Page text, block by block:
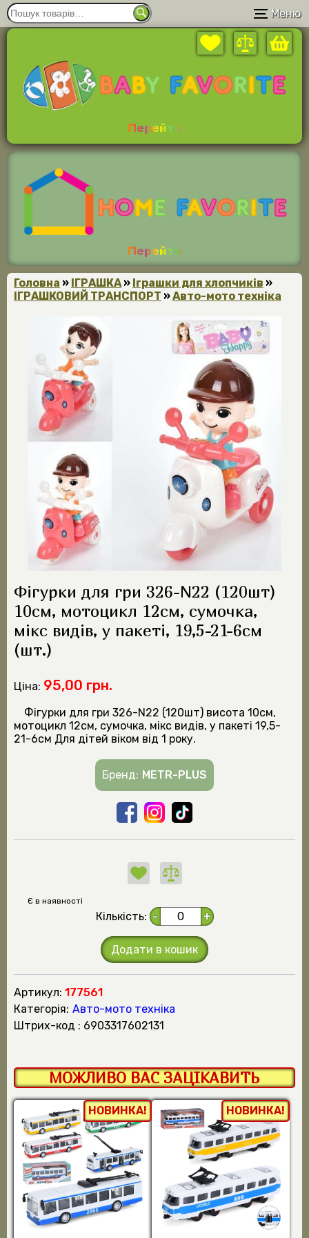
Меню
Перейти
Перейти
Головна » ІГРАШКА» Іграшки для хлопчиків »
ІГРАШКОВИЙ ТРАНСПОРТ »Авто-мото техніка
Фігурки для гри 326-N22 (120шт)
10см, мотоцикл 12см, сумочка,
мікс видів, у пакеті, 19,5-21-6см
(шт.)
Ціна: 95,00 грн.
Фігурки для гри 326-N22 (120шт) висота 10см,
мотоцикл 12см, сумочка, мікс видів, у пакеті 19,5-
21-6см Для дітей віком від 1 року.
Бренд: METR-PLUS
Є в наявності
Кількість: - +
Додати в кошик
Артикул: 177561
Категорія: Авто-мото техніка
штрих-код : 6903317602131
МОЖЛИВО ВАС ЗАЦІКАВИТЬ
НОВИНКА! НОВИНКА!